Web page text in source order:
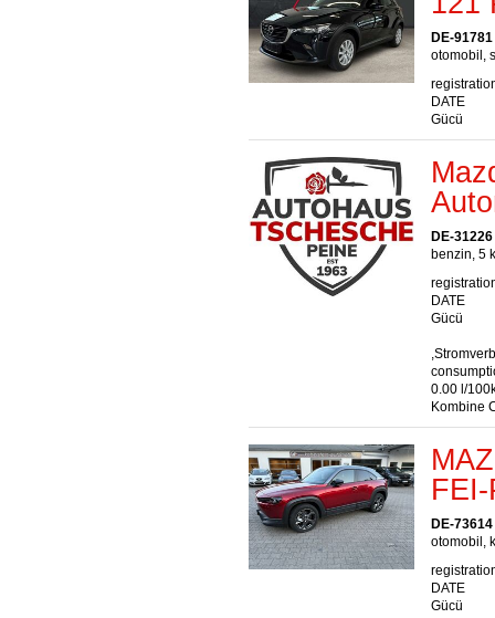
DE-
otomobil,
DATE
Gücü
DE-
benzin, 5
DATE
Gücü
0.00 l/
Kombine
DE-
otomobil,
DATE
Gücü